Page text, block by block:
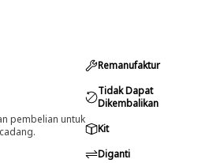
pembelian untuk
Remanufaktur
Tidak Dapat
Dikembalikan
Kit
Diganti